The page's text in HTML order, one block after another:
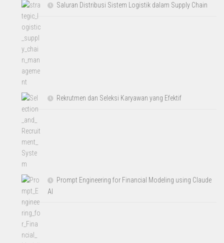
Saluran Distribusi Sistem Logistik dalam Supply Chain
Rekrutmen dan Seleksi Karyawan yang Efektif
Prompt Engineering for Financial Modeling using Claude
AI